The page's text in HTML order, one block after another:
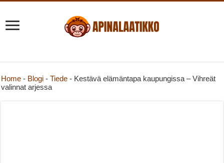
Home - Blogi -Tiede - Kestävä elämäntapa kaupungissa – Vihreät
valinnat arjessa